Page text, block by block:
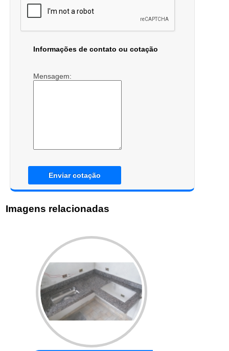
Informações de contato ou cotação
Mensagem:
Enviar cotação
Imagens relacionadas